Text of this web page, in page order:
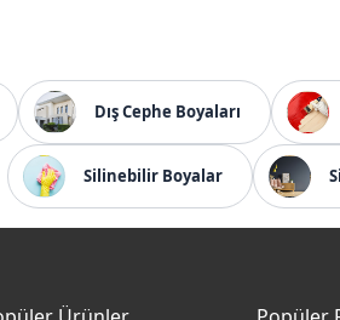
Dış Cephe Boyaları
Silinebilir Boyalar